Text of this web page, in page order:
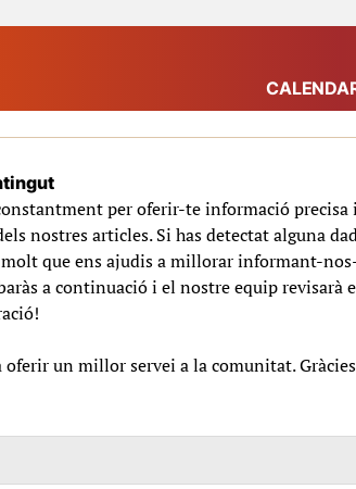
per oferir-te informació
nostres articles. Si has detectat alguna
que ens ajudis a millorar informant-
a continuació i el nostre equip revisarà
oferir un millor servei a la comunitat.